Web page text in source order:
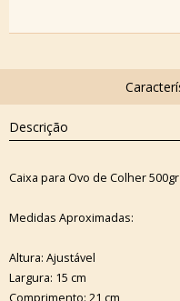
Descrição
Caixa para Ovo de Colher 500gr
Medidas Aproximadas:
Altura: Ajustável
Largura: 15 cm
Comprimento: 21 cm